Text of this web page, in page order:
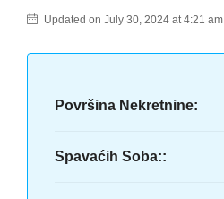
Updated on July 30, 2024 at 4:21 am
Površina Nekretnine:
Spavaćih Soba::